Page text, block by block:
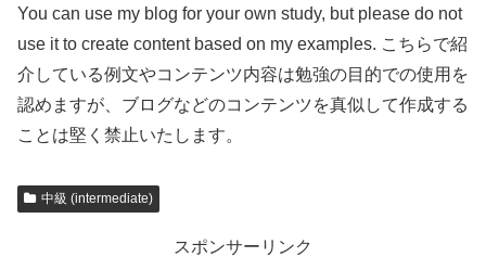
You can use my blog for your own study, but please do not
use it to create content based on my examples. こちらで紹
介している例文やコンテンツ内容は勉強の目的での使用を
認めますが、ブログなどのコンテンツを真似して作成する
ことは堅く禁止いたします。
中級 (intermediate)
スポンサーリンク